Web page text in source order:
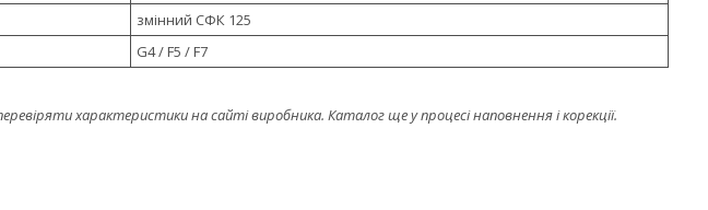
змінний СФК 125
G4 / F5 / F7
характеристики на сайті виробника. Каталог ще у процесі наповнення і корекції.